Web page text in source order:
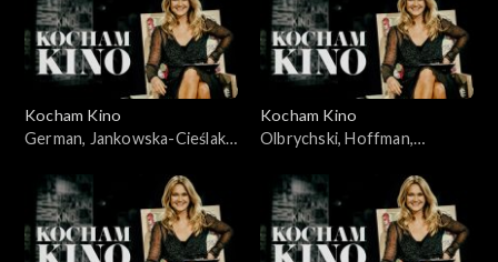
Kocham Kino
German, Jankowska-Cieślak,
Bigelow, 09.09.2008
Kocham Kino
Olbrychski, Hoffman,